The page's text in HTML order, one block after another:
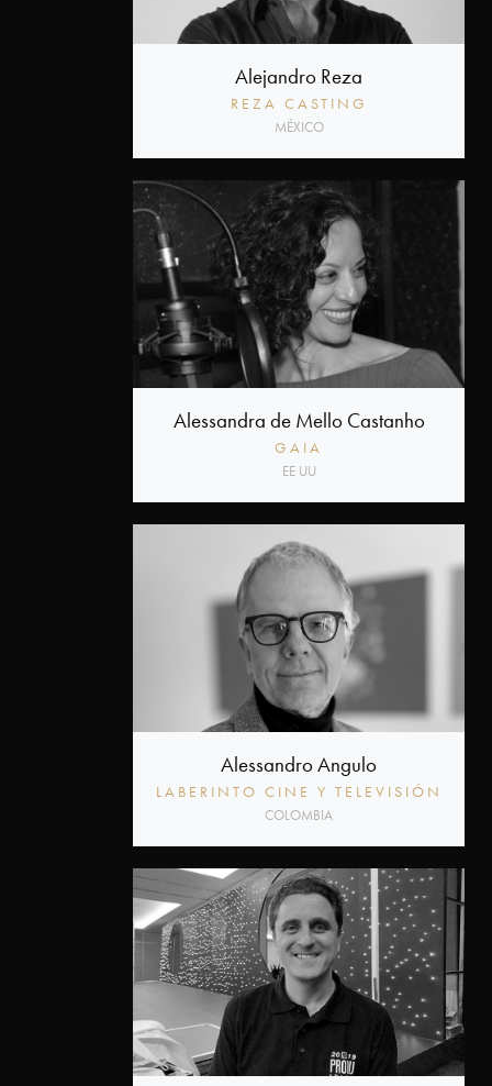
Alejandro Reza
REZA CASTING
MÉXICO
Alessandra de Mello Castanho
GAIA
EE UU
Alessandro Angulo
LABERINTO CINE Y TELEVISIÓN
COLOMBIA